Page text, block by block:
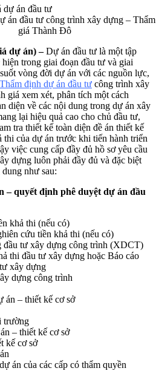
án đầu tư công trình xây dựng –
giá Thành Đô
dự án) –Dự án đầu tư là một tập
trong giai đoạn đầu tư và giai
vòng đời dự án với các nguồn lực,
Thẩm định dự án đầu tư công trình xây
giá xem xét, phân tích một cách
diện về các nội dung trong dự án xây
lại hiệu quả cao cho chủ đầu tư,
tra thiết kế toàn diện đề án thiết kế
thi của dự án trước khi tiến hành triển
việc cung cấp đầy đủ hồ sơ yêu cầu
dựng luôn phải đầy đủ và đặc biệt
như sau:
– quyết định phê duyệt dự án đầu
khả thi (nếu có)
cứu tiền khả thi (nếu có)
đầu tư xây dựng công trình (XDCT)
thi đầu tư xây dựng hoặc Báo cáo
xây dựng
dựng công trình
án – thiết kế cơ sở
trường
– thiết kế cơ sở
kế cơ sở
án của các cấp có thẩm quyền